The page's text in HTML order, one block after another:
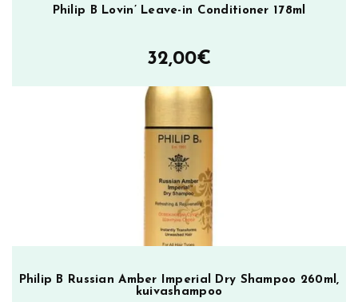
Philip B Lovin’ Leave-in Conditioner 178ml
32,00€
Philip B Russian Amber Imperial Dry Shampoo 260ml,
kuivashampoo